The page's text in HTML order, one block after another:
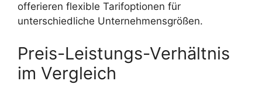
offerieren flexible Tarifoptionen für
unterschiedliche Unternehmensgrößen.
Preis-Leistungs-Verhältnis
im Vergleich